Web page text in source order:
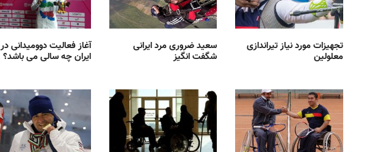
آغاز فعالیت دوومیدانی در
ایران چه سالی می باشد؟
سعید ضروری مرد ایرانی
شگفت انگیز
تجهیزات مورد نیاز تیراندازی
معلولین